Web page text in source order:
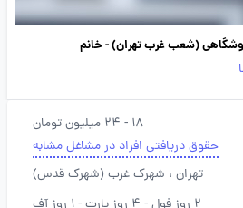
(شعب غرب تهران) - خانم
18 - 24 میلیون تومان
حقوق دریافتی افراد در مشاغل مشابه
تهران ، شهرک غرب (شهرک قدس)